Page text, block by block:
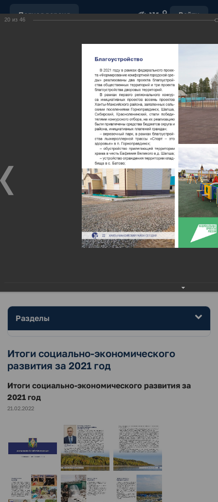
Полная версия Войти
МУНИЦИПАЛЬНЫЕ ЗАКУПКИ ПОЧТА
Ханты-Мансийский район,
официальный сайт
администрации
Разделы
Итоги социально-экономического
развития за 2021 год
Итоги социально-экономического развития за
2021 год
21.02.2022
20 из 46